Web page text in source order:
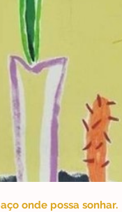
onde possa sonhar.